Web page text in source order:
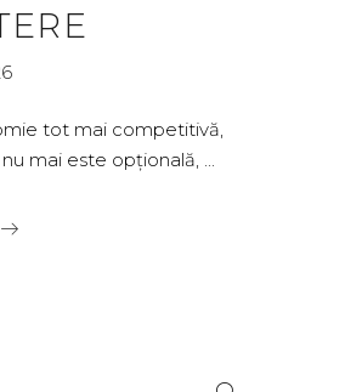
tot mai competitivă,
mai este opțională,